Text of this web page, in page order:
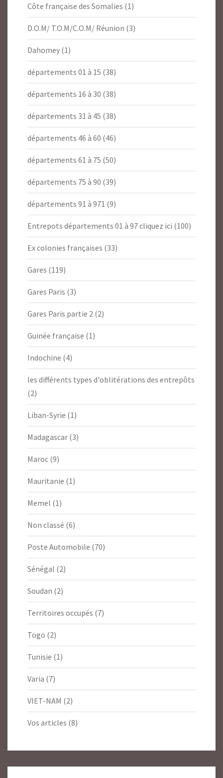
Côte française des Somalies (1)
D.O.M/ T.O.M/C.O.M/ Réunion (3)
Dahomey (1)
départements 01 à 15 (38)
départements 16 à 30 (38)
départements 31 à 45 (38)
départements 46 à 60 (46)
départements 61 à 75 (50)
départements 75 à 90 (39)
départements 91 à 971 (9)
Entrepots départements 01 à 97 cliquez ici (100)
Ex colonies françaises (33)
Gares (119)
Gares Paris (3)
Gares Paris partie 2 (2)
Guinée française (1)
Indochine (4)
les différents types d'oblitérations des entrepôts
(2)
Liban-Syrie (1)
Madagascar (3)
Maroc (9)
Mauritanie (1)
Memel (1)
Non classé (6)
Poste Automobile (70)
Sénégal (2)
Soudan (2)
Territoires occupés (7)
Togo (2)
Tunisie (1)
Varia (7)
VIET-NAM (2)
Vos articles (8)